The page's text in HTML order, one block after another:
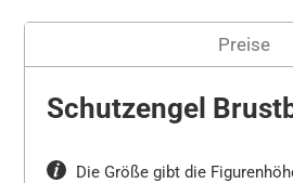
Preise
Schutzengel
Die Größe gibt die